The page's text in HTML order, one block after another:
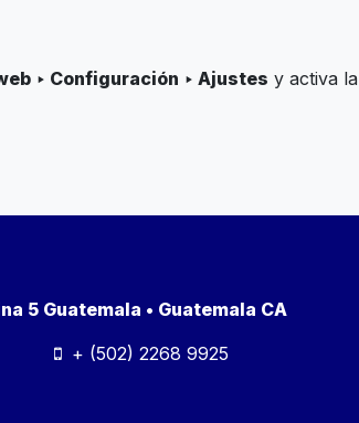
‣ Configuración ‣ Ajustes y activa la
5 Guatemala • Guatemala CA
+ (502) 2268 9925